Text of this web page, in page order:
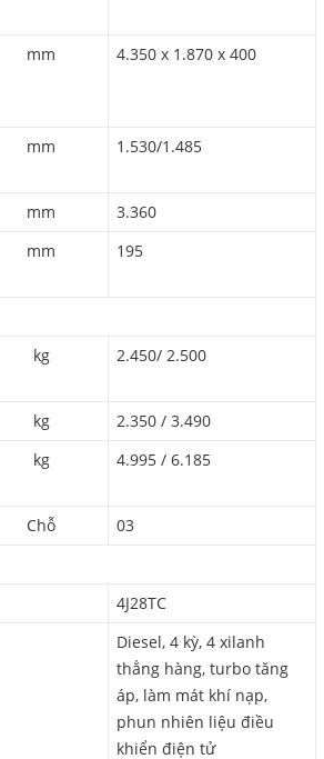
mm 4.350 x 1.870 x 400
mm 1.530/1.485
mm
3.360
mm 195
kg 2.450/ 2.500
kg
2.350 / 3.490
kg 4.995 / 6.185
Chỗ
03
4J28TC
Diesel, 4 kỳ, 4 xilanh
thẳng hàng, turbo tăng
áp, làm mát khí nạp,
phun nhiên liệu điều
khiển điện tử